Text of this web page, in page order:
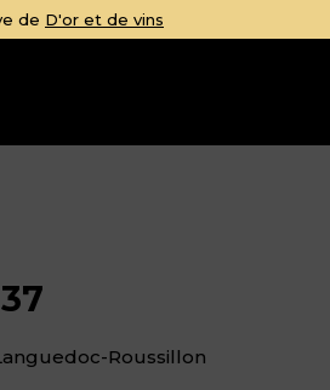
Roussillon